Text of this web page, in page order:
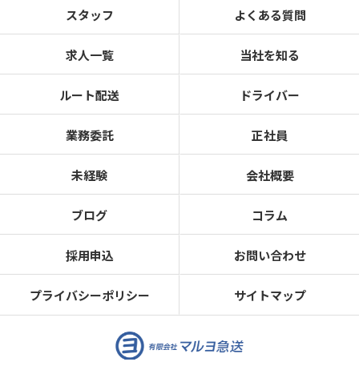
スタッフ よくある質問
求人一覧 当社を知る
ルート配送 ドライバー
業務委託 正社員
未経験 会社概要
ブログ コラム
採用申込 お問い合わせ
プライバシーポリシー サイトマップ